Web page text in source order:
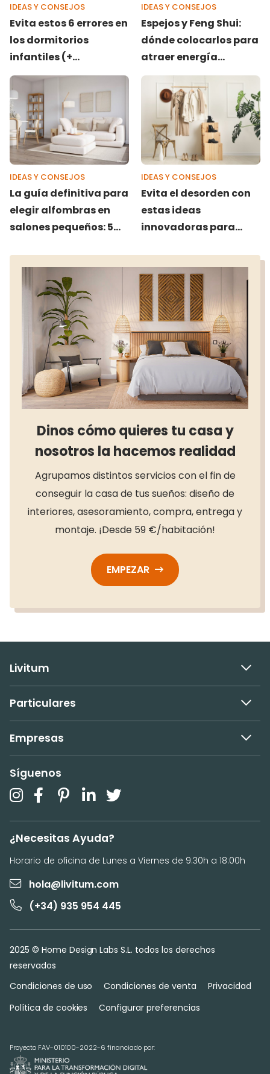
IDEAS Y CONSEJOS
Evita estos 6 errores en
los dormitorios
infantiles (+
soluciones)
IDEAS Y CONSEJOS
Espejos y Feng Shui:
dónde colocarlos para
atraer energía
positiva
IDEAS Y CONSEJOS
La guía definitiva para
elegir alfombras en
salones pequeños: 5
IDEAS Y CONSEJOS
Evita el desorden con
estas ideas
innovadoras para
Dinos cómo quieres tu casa y
nosotros la hacemos realidad
Agrupamos distintos servicios con el fin de
conseguir la casa de tus sueños: diseño de
interiores, asesoramiento, compra, entrega y
montaje. ¡Desde 59 €/habitación!
EMPEZAR
Livitum
Particulares
Empresas
Síguenos
¿Necesitas Ayuda?
Horario de oficina de Lunes a Viernes de 9:30h a 18:00h
hola@livitum.com
(+34) 935 954 445
2025 © Home Design Labs S.L. todos los derechos
reservados
Condiciones de uso
Condiciones de venta
Privacidad
Política de cookies
Configurar preferencias
Proyecto FAV-010100-2022-6 financiado por: